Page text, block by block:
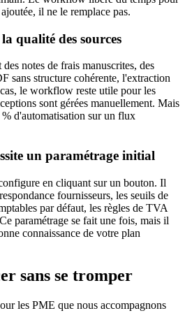
il ne le remplace pas.
qualité des sources
notes de frais manuscrites, des
sans structure cohérente, l'extraction
le workflow reste utile pour les
sont gérées manuellement. Mais
d'automatisation sur un flux
un paramétrage initial
en cliquant sur un bouton. Il
fournisseurs, les seuils de
par défaut, les règles de TVA
paramétrage se fait une fois, mais il
connaissance de votre plan
sans se tromper
les PME que nous accompagnons